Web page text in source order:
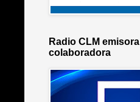
Radio CLM emisora
colaboradora